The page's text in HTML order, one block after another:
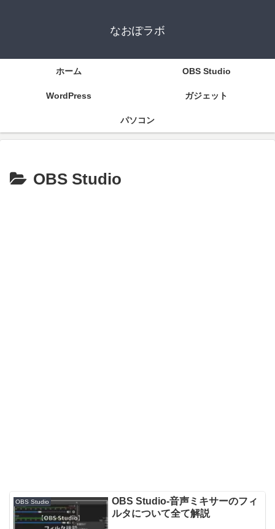
なおぽラボ
ホーム OBS Studio
WordPress ガジェット
パソコン
OBS Studio
OBS Studio
OBS Studio-音声ミキサーのフィ
ルタについて全て解説